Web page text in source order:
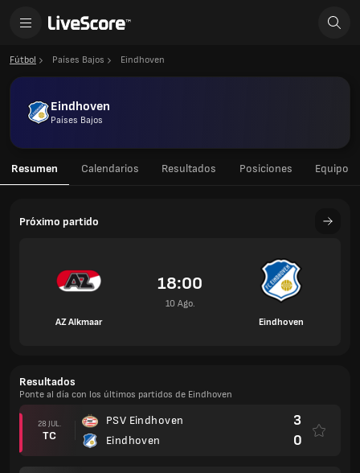
Fútbol Países Bajos Eindhoven
Eindhoven
Países Bajos
Resumen Calendarios Resultados Posiciones Equipo
Próximo partido
AZ Alkmaar
18:00
10 Ago.
Eindhoven
Resultados
Ponte al día con los últimos partidos de Eindhoven
28 JUL.
TC
PSV Eindhoven
Eindhoven
3
0